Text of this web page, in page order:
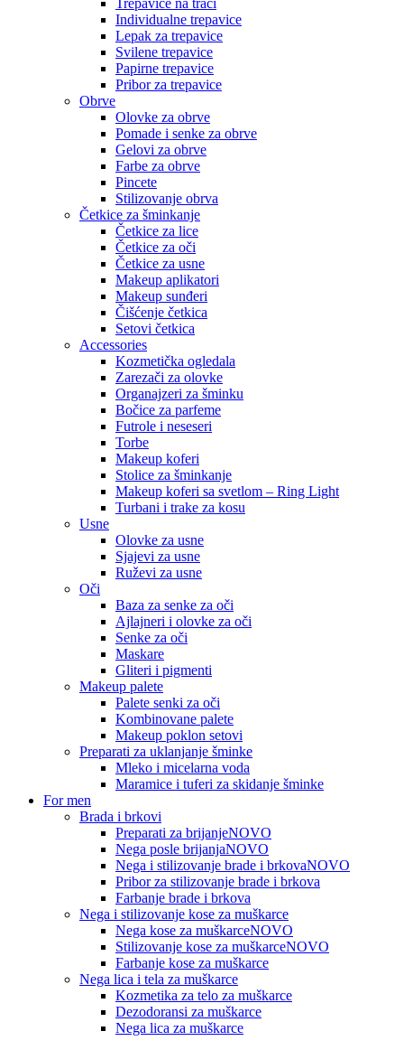
Trepavice na traci
Individualne trepavice
Lepak za trepavice
Svilene trepavice
Papirne trepavice
Pribor za trepavice
Obrve
Olovke za obrve
Pomade i senke za obrve
Gelovi za obrve
Farbe za obrve
Pincete
Stilizovanje obrva
Četkice za šminkanje
Četkice za lice
Četkice za oči
Četkice za usne
Makeup aplikatori
Makeup sunđeri
Čišćenje četkica
Setovi četkica
Accessories
Kozmetička ogledala
Zarezači za olovke
Organajzeri za šminku
Bočice za parfeme
Futrole i neseseri
Torbe
Makeup koferi
Stolice za šminkanje
Makeup koferi sa svetlom – Ring Light
Turbani i trake za kosu
Usne
Olovke za usne
Sjajevi za usne
Ruževi za usne
Oči
Baza za senke za oči
Ajlajneri i olovke za oči
Senke za oči
Maskare
Gliteri i pigmenti
Makeup palete
Palete senki za oči
Kombinovane palete
Makeup poklon setovi
Preparati za uklanjanje šminke
Mleko i micelarna voda
Maramice i tuferi za skidanje šminke
For men
Brada i brkovi
Preparati za brijanjeNOVO
Nega posle brijanjaNOVO
Nega i stilizovanje brade i brkovaNOVO
Pribor za stilizovanje brade i brkova
Farbanje brade i brkova
Nega i stilizovanje kose za muškarce
Nega kose za muškarceNOVO
Stilizovanje kose za muškarceNOVO
Farbanje kose za muškarce
Nega lica i tela za muškarce
Kozmetika za telo za muškarce
Dezodoransi za muškarce
Nega lica za muškarce